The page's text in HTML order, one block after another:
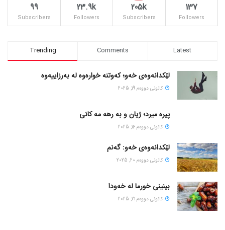
137
Followers
205k
Subscribers
23.9k
Followers
99
Subscribers
Trending Comments Latest
لێکدانەوەی خەو؛ کەوتنە خوارەوە لە بەرزاییەوە
كانونی دووه‌م 19, 2025
پیره میرد؛ ژیان و به رهه مه کانی
كانونی دووه‌م 16, 2025
لێکدانەوەی خەو: گەنم
كانونی دووه‌م 20, 2025
بینینی خورما لە خەودا
كانونی دووه‌م 21, 2025